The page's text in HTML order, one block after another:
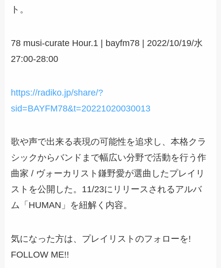
ト。
78 musi-curate Hour.1 | bayfm78 | 2022/10/19/水
27:00-28:00
https://radiko.jp/share/?
sid=BAYFM78&t=20221020030013
歌や声で出来る表現の可能性を追求し、本格クラ
シックからバンドまで幅広い分野で活動を行う作
曲家 / ヴォーカリスト鎌野愛が選曲したプレイリ
ストを公開した。11/23にリリースされるアルバ
ム「HUMAN」を紐解く内容。
気になった方は、プレイリストのフォローを!
FOLLOW ME!!